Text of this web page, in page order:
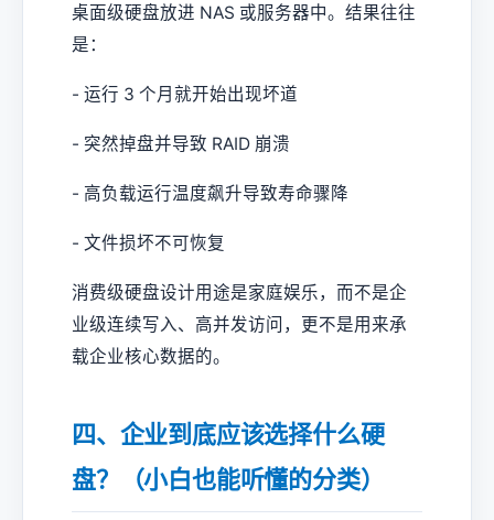
桌面级硬盘放进 NAS 或服务器中。结果往往
是：
- 运行 3 个月就开始出现坏道
- 突然掉盘并导致 RAID 崩溃
- 高负载运行温度飙升导致寿命骤降
- 文件损坏不可恢复
消费级硬盘设计用途是家庭娱乐，而不是企
业级连续写入、高并发访问，更不是用来承
载企业核心数据的。
四、企业到底应该选择什么硬
盘？（小白也能听懂的分类）